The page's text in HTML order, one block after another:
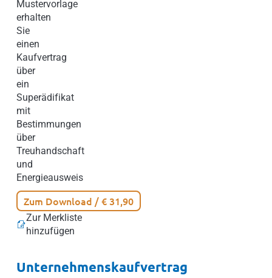
Mustervorlage
erhalten
Sie
einen
Kaufvertrag
über
ein
Superädifikat
mit
Bestimmungen
über
Treuhandschaft
und
Energieausweis
Zum Download / € 31,90
Zur Merkliste
hinzufügen
Unternehmenskaufvertrag